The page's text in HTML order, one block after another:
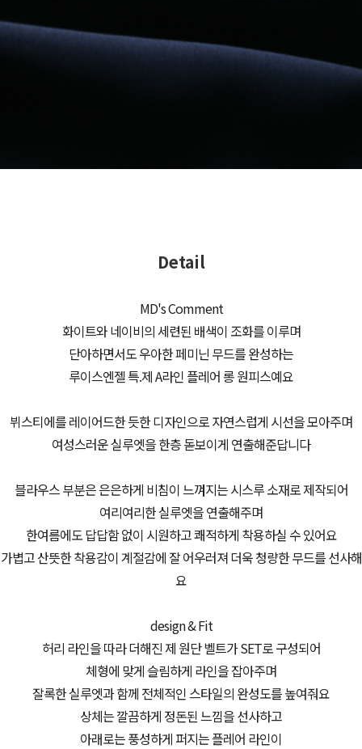
Detail
MD's Comment
화이트와 네이비의 세련된 배색이 조화를 이루며
단아하면서도 우아한 페미닌 무드를 완성하는
루이스엔젤 특.제 A라인 플레어 롱 원피스예요
뷔스티에를 레이어드한 듯한 디자인으로 자연스럽게 시선을 모아주며
여성스러운 실루엣을 한층 돋보이게 연출해준답니다
블라우스 부분은 은은하게 비침이 느껴지는 시스루 소재로 제작되어
여리여리한 실루엣을 연출해주며
한여름에도 답답함 없이 시원하고 쾌적하게 착용하실 수 있어요
가볍고 산뜻한 착용감이 계절감에 잘 어우러져 더욱 청량한 무드를 선사해
요
design & Fit
허리 라인을 따라 더해진 제 원단 벨트가 SET로 구성되어
체형에 맞게 슬림하게 라인을 잡아주며
잘록한 실루엣과 함께 전체적인 스타일의 완성도를 높여줘요
상체는 깔끔하게 정돈된 느낌을 선사하고
아래로는 풍성하게 퍼지는 플레어 라인이